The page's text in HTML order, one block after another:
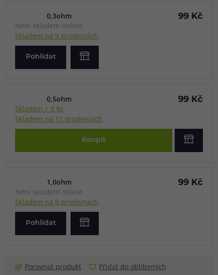
0,3ohm
Není skladem online
Skladem na 9 prodejnách
99 Kč
Pohlídat
0,5ohm
Skladem > 5 ks
Skladem na 11 prodejnách
99 Kč
Koupit
1,0ohm
Není skladem online
Skladem na 8 prodejnách
99 Kč
Pohlídat
Porovnat produkt
Přidat do oblíbených